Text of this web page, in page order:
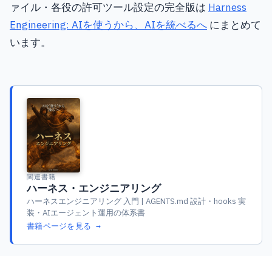
ァイル・各役の許可ツール設定の完全版は Harness
Engineering: AIを使うから、AIを統べるへ にまとめて
います。
関連書籍
ハーネス・エンジニアリング
ハーネスエンジニアリング 入門 | AGENTS.md 設計・hooks 実
装・AIエージェント運用の体系書
書籍ページを見る →